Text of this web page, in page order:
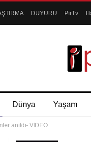
DUYURU PirTv
Dünya Yaşam
anıldı- VİDEO